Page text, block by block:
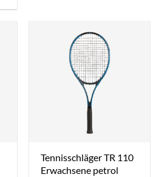
Tennisschläger TR 110
Erwachsene petrol